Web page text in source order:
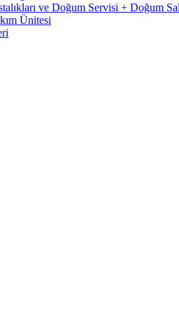
ve Doğum Servisi + Doğum
Ünitesi